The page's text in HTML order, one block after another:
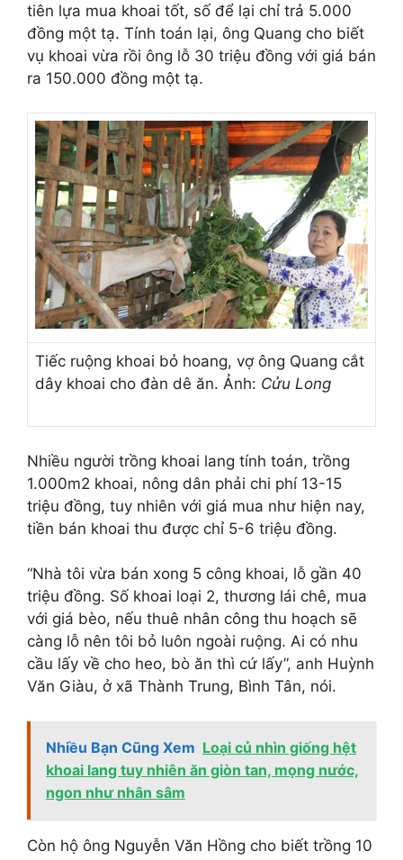
tiên lựa mua khoai tốt, số để lại chỉ trả 5.000
đồng một tạ. Tính toán lại, ông Quang cho biết
vụ khoai vừa rồi ông lỗ 30 triệu đồng với giá bán
ra 150.000 đồng một tạ.
Tiếc ruộng khoai bỏ hoang, vợ ông Quang cắt
dây khoai cho đàn dê ăn. Ảnh: Cửu Long
Nhiều người trồng khoai lang tính toán, trồng
1.000m2 khoai, nông dân phải chi phí 13-15
triệu đồng, tuy nhiên với giá mua như hiện nay,
tiền bán khoai thu được chỉ 5-6 triệu đồng.
“Nhà tôi vừa bán xong 5 công khoai, lỗ gần 40
triệu đồng. Số khoai loại 2, thương lái chê, mua
với giá bèo, nếu thuê nhân công thu hoạch sẽ
càng lỗ nên tôi bỏ luôn ngoài ruộng. Ai có nhu
cầu lấy về cho heo, bò ăn thì cứ lấy”, anh Huỳnh
Văn Giàu, ở xã Thành Trung, Bình Tân, nói.
Nhiều Bạn Cũng Xem Loại củ nhìn giống hệt
khoai lang tuy nhiên ăn giòn tan, mọng nước,
ngon như nhân sâm
Còn hộ ông Nguyễn Văn Hồng cho biết trồng 10